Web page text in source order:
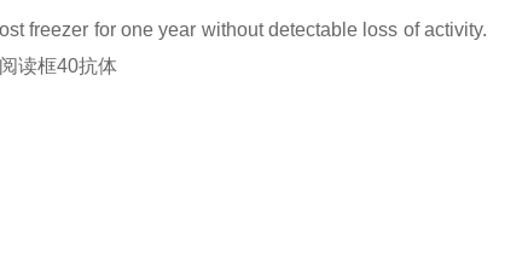
freezer for one year without detectable loss of activity.
读框40抗体